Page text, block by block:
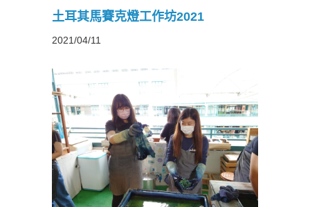
土耳其馬賽克燈工作坊2021
2021/04/11